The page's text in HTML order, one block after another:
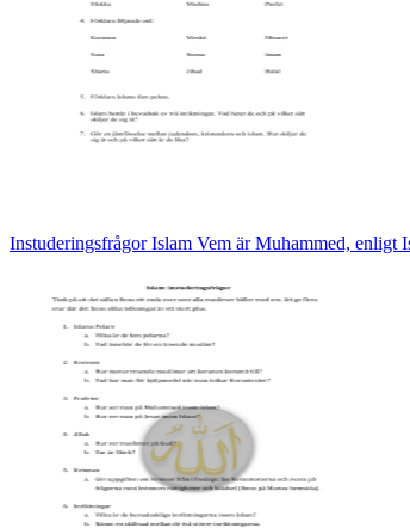
Instuderingsfrågor Islam Vem är Muhammed, enligt